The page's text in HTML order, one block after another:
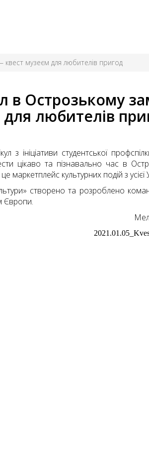
квест музеєм для любителів пригод
в Острозькому
для любителів
з ініціативи студентської
цікаво та пізнавально час в
маркетплейс культурних подій з усієї
створено та розроблено
Європи.